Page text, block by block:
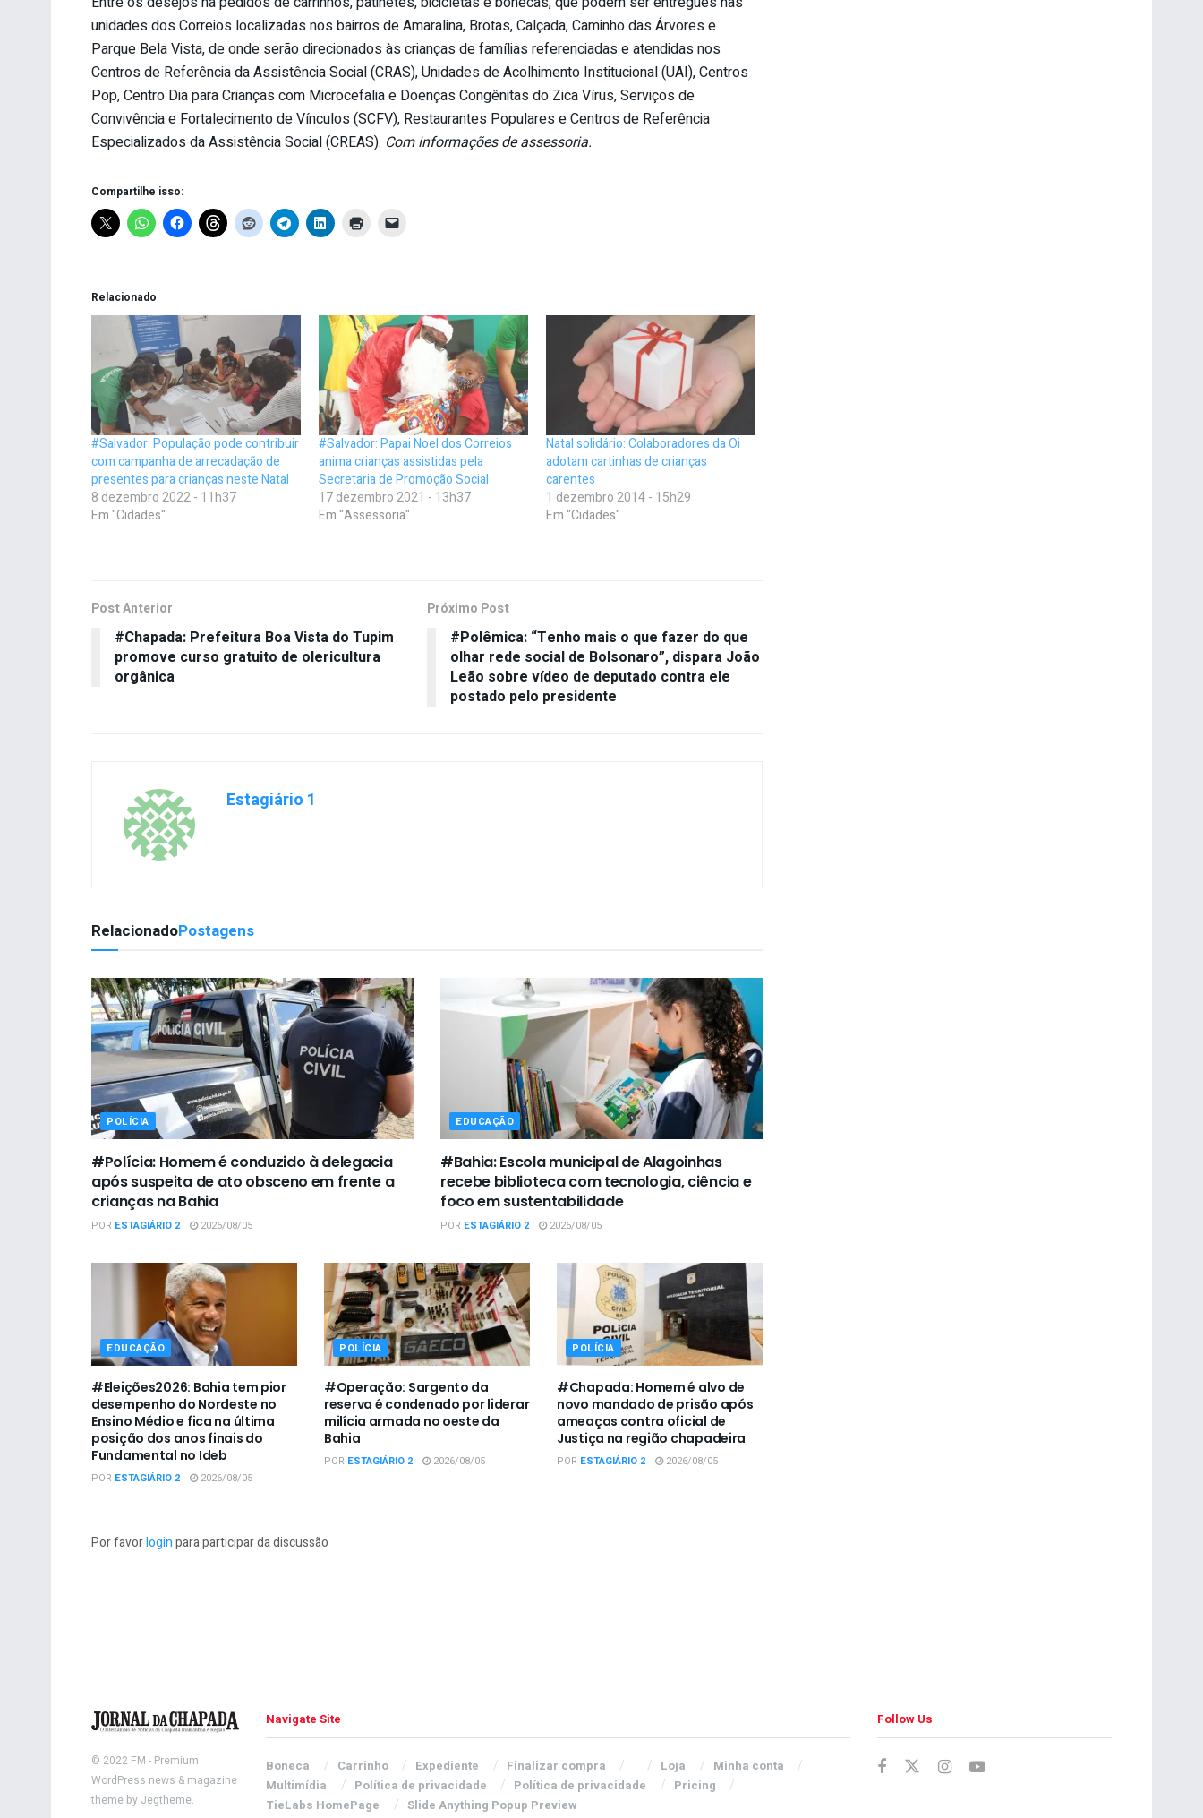
unidades dos Correios localizadas nos bairros de Amaralina, Brotas, Calçada, Caminho das Árvores e
Parque Bela Vista, de onde serão direcionados às crianças de famílias referenciadas e atendidas nos
Centros de Referência da Assistência Social (CRAS), Unidades de Acolhimento Institucional (UAI), Centros
Pop, Centro Dia para Crianças com Microcefalia e Doenças Congênitas do Zica Vírus, Serviços de
Convivência e Fortalecimento de Vínculos (SCFV), Restaurantes Populares e Centros de Referência
Especializados da Assistência Social (CREAS). Com informações de assessoria.
Compartilhe isso:
Relacionado
#Salvador: População pode contribuir
com campanha de arrecadação de
presentes para crianças neste Natal
8 dezembro 2022 - 11h37
Em "Cidades"
#Salvador: Papai Noel dos Correios
anima crianças assistidas pela
Secretaria de Promoção Social
17 dezembro 2021 - 13h37
Em "Assessoria"
Natal solidário: Colaboradores da Oi
adotam cartinhas de crianças
carentes
1 dezembro 2014 - 15h29
Em "Cidades"
Post Anterior
#Chapada: Prefeitura Boa Vista do Tupim
promove curso gratuito de olericultura
orgânica
Próximo Post
#Polêmica: “Tenho mais o que fazer do que
olhar rede social de Bolsonaro”, dispara João
Leão sobre vídeo de deputado contra ele
postado pelo presidente
Estagiário 1
RelacionadoPostagens
POLÍCIA
#Polícia: Homem é conduzido à delegacia
após suspeita de ato obsceno em frente a
crianças na Bahia
POR ESTAGIÁRIO 2 2026/08/05
EDUCAÇÃO
#Bahia: Escola municipal de Alagoinhas
recebe biblioteca com tecnologia, ciência e
foco em sustentabilidade
POR ESTAGIÁRIO 2 2026/08/05
EDUCAÇÃO
#Eleições2026: Bahia tem pior
desempenho do Nordeste no
Ensino Médio e fica na última
posição dos anos finais do
Fundamental no Ideb
POR ESTAGIÁRIO 2 2026/08/05
POLÍCIA
#Operação: Sargento da
reserva é condenado por liderar
milícia armada no oeste da
Bahia
POR ESTAGIÁRIO 2 2026/08/05
POLÍCIA
#Chapada: Homem é alvo de
novo mandado de prisão após
ameaças contra oficial de
Justiça na região chapadeira
POR ESTAGIÁRIO 2 2026/08/05
Por favorloginpara participar da discussão
© 2022 FM - Premium
WordPress news & magazine
theme by Jegtheme.
Navigate Site
Boneca Carrinho Expediente Finalizar compra Loja
Minha conta
Multimídia
Política de privacidade Política de privacidade
Pricing
TieLabs HomePage
Slide Anything Popup Preview
Follow Us